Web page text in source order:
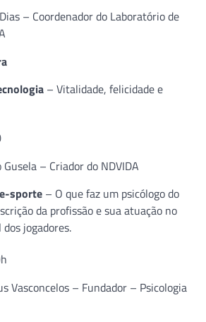
– Coordenador do Laboratório de
– Vitalidade, felicidade e
Gusela – Criador do NDVIDA
sporte – O que faz um psicólogo do
da profissão e sua atuação no
jogadores.
Vasconcelos – Fundador – Psicologia